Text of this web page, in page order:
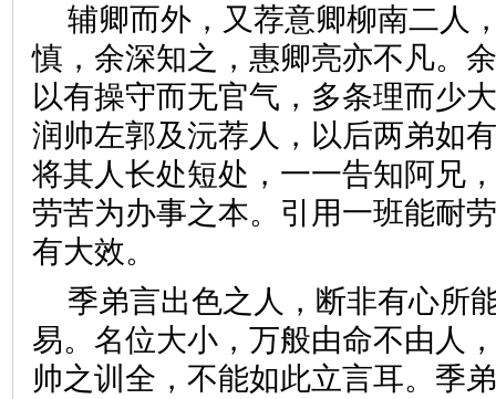
辅卿而外，又荐意卿柳南二人
慎，余深知之，惠卿亮亦不凡。
以有操守而无官气，多条理而少
润帅左郭及沅荐人，以后两弟如
将其人长处短处，一一告知阿兄
劳苦为办事之本。引用一班能耐
有大效。
季弟言出色之人，断非有心所
易。名位大小，万般由命不由人
帅之训全，不能如此立言耳。季